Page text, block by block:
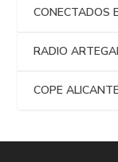
CONECTADOS
RADIO
COPE ALICANTE